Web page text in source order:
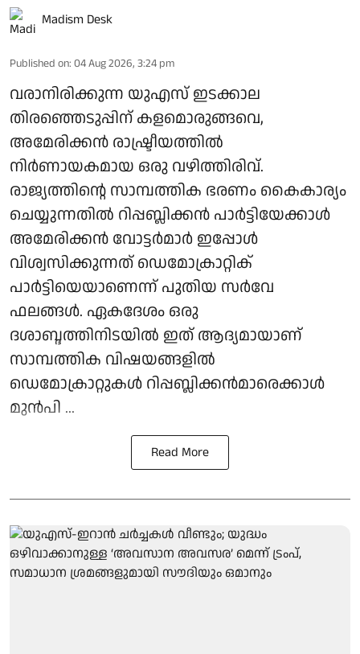
Madism Desk
Published on: 04 Aug 2026, 3:24 pm
വരാനിരിക്കുന്ന യുഎസ് ഇടക്കാല
തിരഞ്ഞെടുപ്പിന് കളമൊരുങ്ങവെ,
അമേരിക്കൻ രാഷ്ട്രീയത്തിൽ
നിർണായകമായ ഒരു വഴിത്തിരിവ്.
രാജ്യത്തിന്റെ സാമ്പത്തിക ഭരണം കൈകാര്യം
ചെയ്യുന്നതിൽ റിപ്പബ്ലിക്കൻ പാർട്ടിയേക്കാൾ
അമേരിക്കൻ വോട്ടർമാർ ഇപ്പോൾ
വിശ്വസിക്കുന്നത് ഡെമോക്രാറ്റിക്
പാർട്ടിയെയാണെന്ന് പുതിയ സർവേ
ഫലങ്ങൾ. ഏകദേശം ഒരു
ദശാബ്ദത്തിനിടയിൽ ഇത് ആദ്യമായാണ്
സാമ്പത്തിക വിഷയങ്ങളിൽ
ഡെമോക്രാറ്റുകൾ റിപ്പബ്ലിക്കൻമാരെക്കാൾ
മുൻപി ...
Read More